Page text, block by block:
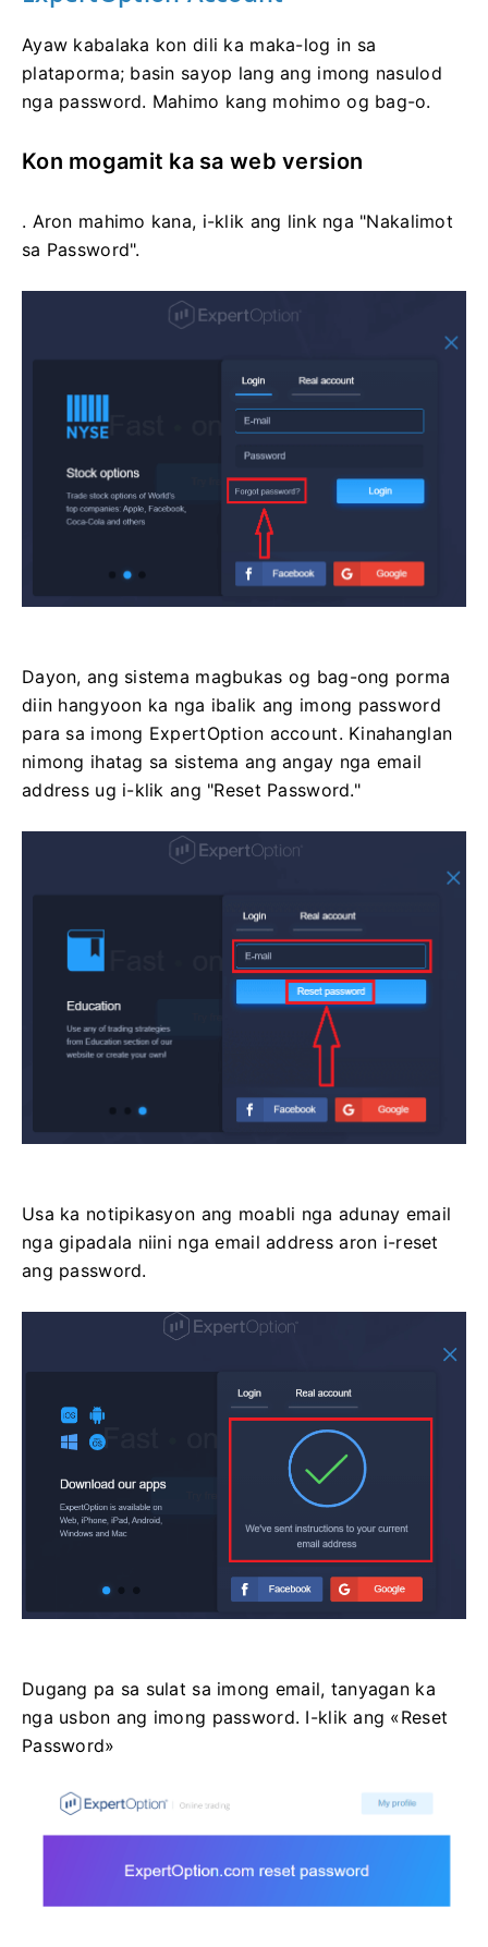
Ayaw kabalaka kon dili ka maka-log in sa
plataporma; basin sayop lang ang imong nasulod
nga password. Mahimo kang mohimo og bag-o.
Kon mogamit ka sa web version
. Aron mahimo kana, i-klik ang link nga "Nakalimot
sa Password".
Dayon, ang sistema magbukas og bag-ong porma
diin hangyoon ka nga ibalik ang imong password
para sa imong ExpertOption account. Kinahanglan
nimong ihatag sa sistema ang angay nga email
address ug i-klik ang "Reset Password."
Usa ka notipikasyon ang moabli nga adunay email
nga gipadala niini nga email address aron i-reset
ang password.
Dugang pa sa sulat sa imong email, tanyagan ka
nga usbon ang imong password. I-klik ang «Reset
Password»